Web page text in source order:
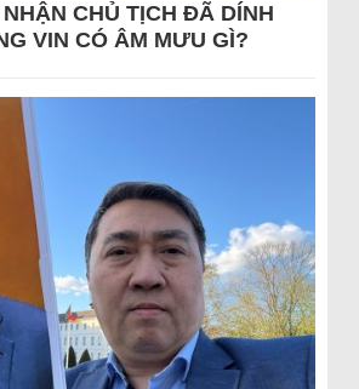
CHỦ TỊCH ĐÃ DÍNH
VIN CÓ ÂM MƯU GÌ?